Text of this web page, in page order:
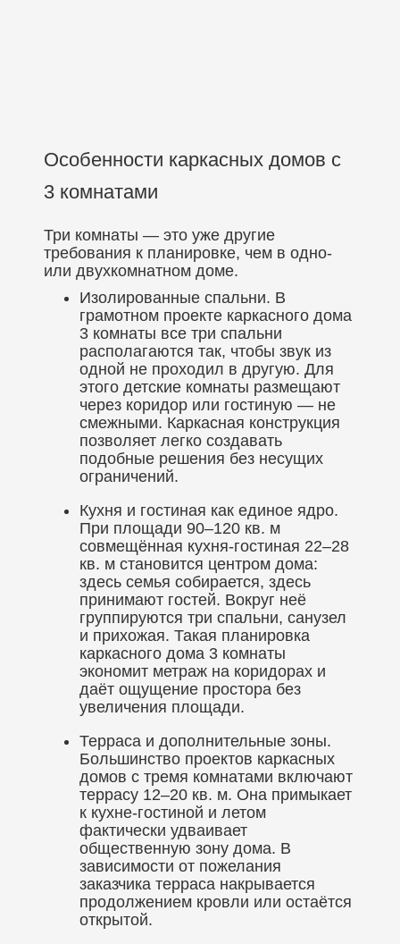
Особенности каркасных домов с
3 комнатами
Три комнаты — это уже другие
требования к планировке, чем в одно-
или двухкомнатном доме.
Изолированные спальни. В
грамотном проекте каркасного дома
3 комнаты все три спальни
располагаются так, чтобы звук из
одной не проходил в другую. Для
этого детские комнаты размещают
через коридор или гостиную — не
смежными. Каркасная конструкция
позволяет легко создавать
подобные решения без несущих
ограничений.
Кухня и гостиная как единое ядро.
При площади 90–120 кв. м
совмещённая кухня-гостиная 22–28
кв. м становится центром дома:
здесь семья собирается, здесь
принимают гостей. Вокруг неё
группируются три спальни, санузел
и прихожая. Такая планировка
каркасного дома 3 комнаты
экономит метраж на коридорах и
даёт ощущение простора без
увеличения площади.
Терраса и дополнительные зоны.
Большинство проектов каркасных
домов с тремя комнатами включают
террасу 12–20 кв. м. Она примыкает
к кухне-гостиной и летом
фактически удваивает
общественную зону дома. В
зависимости от пожелания
заказчика терраса накрывается
продолжением кровли или остаётся
открытой.